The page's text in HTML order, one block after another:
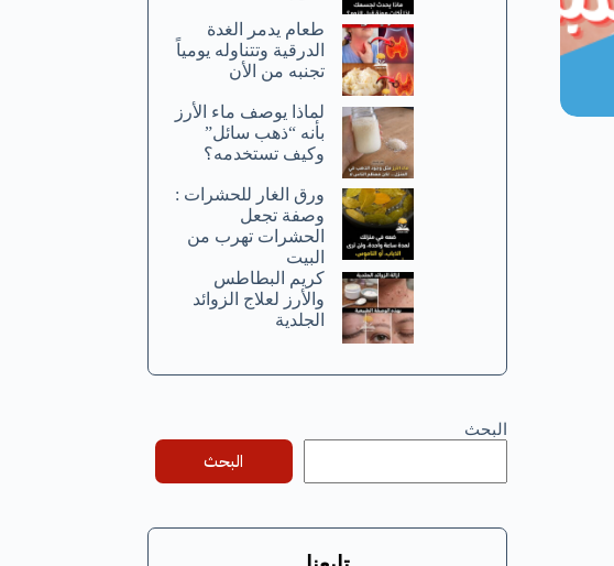
طعام يدمر الغدة
الدرقية وتتناوله يومياً
تجنبه من الأن
لماذا يوصف ماء الأرز
بأنه “ذهب سائل”
وكيف تستخدمه؟
ورق الغار للحشرات :
وصفة تجعل
الحشرات تهرب من
البيت
كريم البطاطس
والأرز لعلاج الزوائد
الجلدية
البحث
البحث